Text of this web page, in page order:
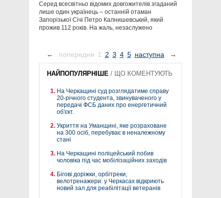
Серед всесвітньо відомих довгожителів згаданий
лише один українець – останній отаман
Запорізької Січі Петро Калнишевський, який
прожив 112 років. На жаль, незаслужено
← попередня 1 2 3 4 5 наступна →
НАЙПОПУЛЯРНІШЕ / ЩО КОМЕНТУЮТЬ
На Черкащині суд розглядатиме справу
20-річного студента, звинуваченого у
передачі ФСБ даних про енергетичний
об'єкт.
Укриття на Уманщині, яке розраховане
на 300 осіб, перебуває в неналежному
стані
На Черкащині поліцейський побив
чоловіка під час мобілізаційних заходів
Бігові доріжки, орбітреки,
велотренажери: у Черкасах відкриють
новий зал для реабілітації ветеранів